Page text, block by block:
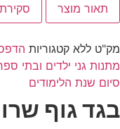
תאור מוצר
מק"ט ללא קטגוריות
מתנות גני ילדים ובתי
סיום שנת הלימודים
בגד גוף